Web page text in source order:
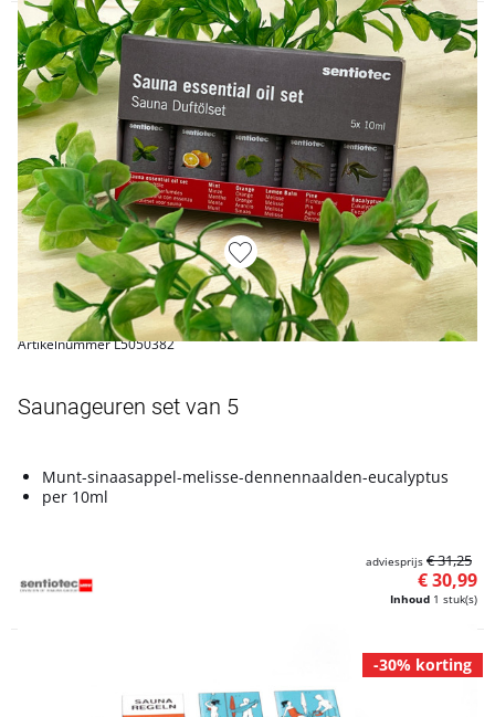
Artikelnummer L5050382
Saunageuren set van 5
Munt-sinaasappel-melisse-dennennaalden-eucalyptus
per 10ml
Inhoud 1 stuk(s)
€ 30,99
adviesprijs € 31,25
-30% korting